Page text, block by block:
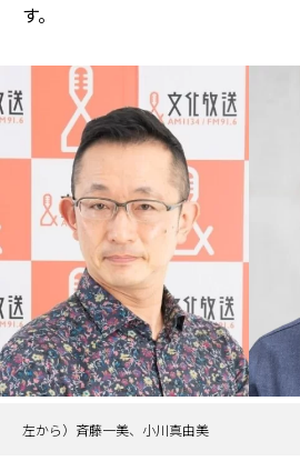
す。
左から）斉藤一美、小川真由美